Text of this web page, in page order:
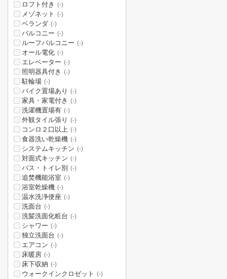
ロフト付き (-)
メゾネット (-)
ベランダ (-)
バルコニー (-)
ルーフバルコニー (-)
オール電化 (-)
エレベーター (-)
照明器具付き (-)
駐輪場 (-)
バイク置場あり (-)
家具・家電付き (-)
洗濯機置場有 (-)
外観タイル張り (-)
コンロ２口以上 (-)
食器洗い乾燥機 (-)
システムキッチン (-)
対面式キッチン (-)
バス・トイレ別 (-)
追焚機能浴室 (-)
浴室乾燥機 (-)
温水洗浄便座 (-)
洗面台 (-)
洗髪洗面化粧台 (-)
シャワー (-)
独立洗面台 (-)
エアコン (-)
床暖房 (-)
床下収納 (-)
ウォークインクロゼット (-)